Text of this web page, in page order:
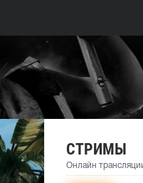
СТРИМЫ
Онлайн